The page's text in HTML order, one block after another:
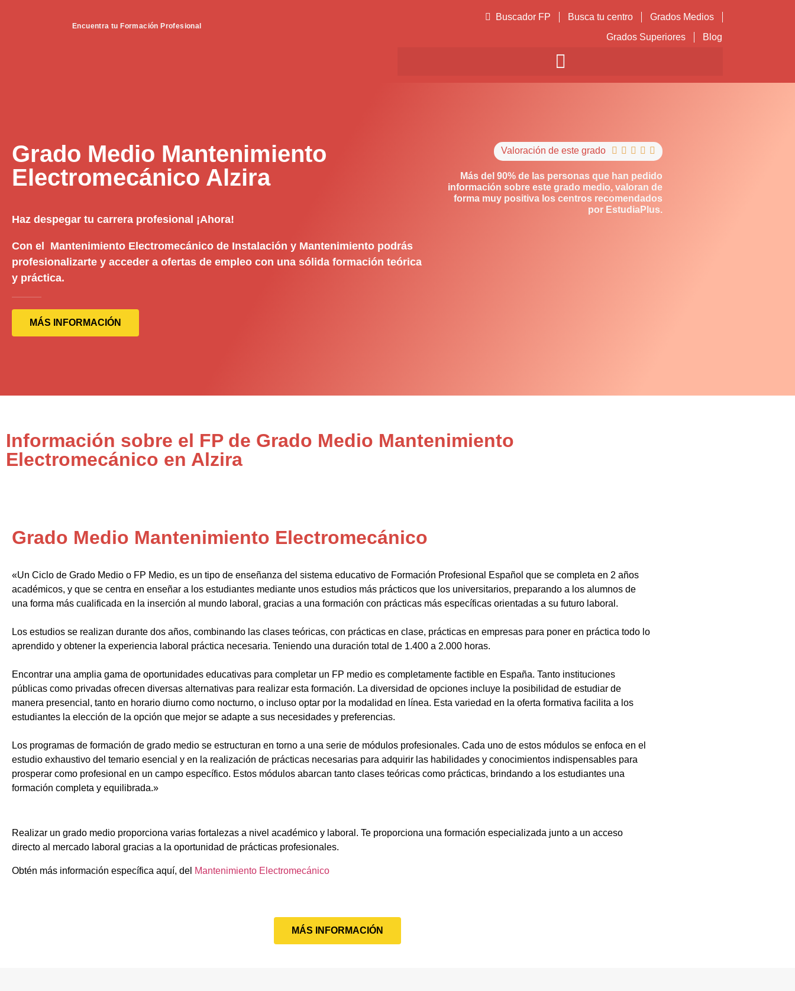
Encuentra tu Formación Profesional
Buscador FP Busca tu centro
Grados Medios
Grados Superiores
Blog
Grado Medio Mantenimiento
Electromecánico Alzira
Haz despegar tu carrera profesional ¡Ahora!
Con el Mantenimiento Electromecánico de Instalación y Mantenimiento podrás
profesionalizarte y acceder a ofertas de empleo con una sólida formación teórica
y práctica.
MÁS INFORMACIÓN
Valoración de este grado     
Más del 90% de las personas que han pedido
información sobre este grado medio, valoran de
forma muy positiva los centros recomendados
por EstudiaPlus.
Información sobre el FP de Grado Medio Mantenimiento
Electromecánico en Alzira
Grado Medio Mantenimiento Electromecánico
«Un Ciclo de Grado Medio o FP Medio, es un tipo de enseñanza del sistema educativo de Formación Profesional Español que se completa en 2 años
académicos, y que se centra en enseñar a los estudiantes mediante unos estudios más prácticos que los universitarios, preparando a los alumnos de
una forma más cualificada en la inserción al mundo laboral, gracias a una formación con prácticas más específicas orientadas a su futuro laboral.
Los estudios se realizan durante dos años, combinando las clases teóricas, con prácticas en clase, prácticas en empresas para poner en práctica todo lo
aprendido y obtener la experiencia laboral práctica necesaria. Teniendo una duración total de 1.400 a 2.000 horas.
Encontrar una amplia gama de oportunidades educativas para completar un FP medio es completamente factible en España. Tanto instituciones
públicas como privadas ofrecen diversas alternativas para realizar esta formación. La diversidad de opciones incluye la posibilidad de estudiar de
manera presencial, tanto en horario diurno como nocturno, o incluso optar por la modalidad en línea. Esta variedad en la oferta formativa facilita a los
estudiantes la elección de la opción que mejor se adapte a sus necesidades y preferencias.
Los programas de formación de grado medio se estructuran en torno a una serie de módulos profesionales. Cada uno de estos módulos se enfoca en el
estudio exhaustivo del temario esencial y en la realización de prácticas necesarias para adquirir las habilidades y conocimientos indispensables para
prosperar como profesional en un campo específico. Estos módulos abarcan tanto clases teóricas como prácticas, brindando a los estudiantes una
formación completa y equilibrada.»
Realizar un grado medio proporciona varias fortalezas a nivel académico y laboral. Te proporciona una formación especializada junto a un acceso
directo al mercado laboral gracias a la oportunidad de prácticas profesionales.
Obtén más información específica aquí, del Mantenimiento Electromecánico
MÁS INFORMACIÓN